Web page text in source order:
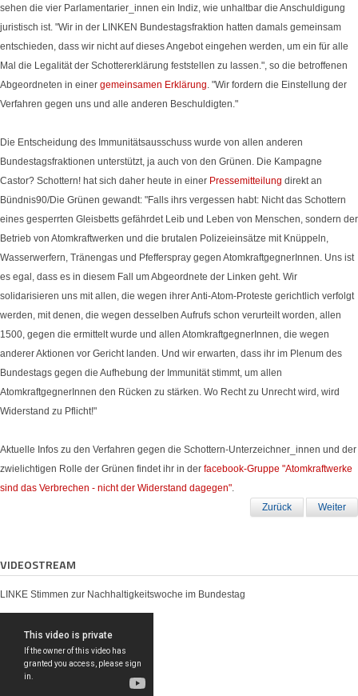
sehen die vier Parlamentarier_innen ein Indiz, wie unhaltbar die Anschuldigung
juristisch ist. "Wir in der LINKEN Bundestagsfraktion hatten damals gemeinsam
entschieden, dass wir nicht auf dieses Angebot eingehen werden, um ein für alle
Mal die Legalität der Schottererklärung feststellen zu lassen.", so die betroffenen
Abgeordneten in einer gemeinsamen Erklärung. "Wir fordern die Einstellung der
Verfahren gegen uns und alle anderen Beschuldigten."
Die Entscheidung des Immunitätsausschuss wurde von allen anderen
Bundestagsfraktionen unterstützt, ja auch von den Grünen. Die Kampagne
Castor? Schottern! hat sich daher heute in einer Pressemitteilung direkt an
Bündnis90/Die Grünen gewandt: "Falls ihrs vergessen habt: Nicht das Schottern
eines gesperrten Gleisbetts gefährdet Leib und Leben von Menschen, sondern der
Betrieb von Atomkraftwerken und die brutalen Polizeieinsätze mit Knüppeln,
Wasserwerfern, Tränengas und Pfefferspray gegen AtomkraftgegnerInnen. Uns ist
es egal, dass es in diesem Fall um Abgeordnete der Linken geht. Wir
solidarisieren uns mit allen, die wegen ihrer Anti-Atom-Proteste gerichtlich verfolgt
werden, mit denen, die wegen desselben Aufrufs schon verurteilt worden, allen
1500, gegen die ermittelt wurde und allen AtomkraftgegnerInnen, die wegen
anderer Aktionen vor Gericht landen. Und wir erwarten, dass ihr im Plenum des
Bundestags gegen die Aufhebung der Immunität stimmt, um allen
AtomkraftgegnerInnen den Rücken zu stärken. Wo Recht zu Unrecht wird, wird
Widerstand zu Pflicht!"
Aktuelle Infos zu den Verfahren gegen die Schottern-Unterzeichner_innen und der
zwielichtigen Rolle der Grünen findet ihr in der facebook-Gruppe "Atomkraftwerke
sind das Verbrechen - nicht der Widerstand dagegen".
Zurück
Weiter
VIDEOSTREAM
LINKE Stimmen zur Nachhaltigkeitswoche im Bundestag